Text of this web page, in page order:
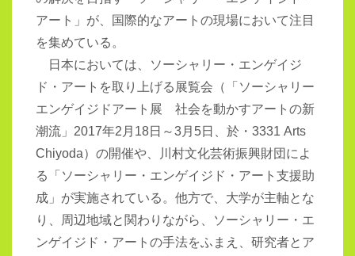
アート」が、国際的なアートの現場において注目
を集めている。
日本においては、ソーシャリー・エンゲイジ
ド・アートを取り上げる展覧会（「ソーシャリー
エンゲイジドアート展 社会を動かすアートの新
潮流」 2017年2 月 18日～3月 5日、於・ 3331 Arts
Chiyoda）の開催や、川村文化芸術振興財団によ
る「ソーシャリー・エンゲイジド・アート支援助
成」が実施されている。他方で、大学が主軸とな
り、周辺地域と関わりながら、ソーシャリー・エ
ンゲイジド・アートの手法をふまえ、研究者とア